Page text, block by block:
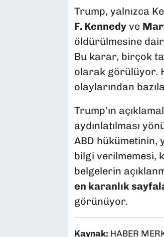
Trump, yalnızca
F. Kennedyve
öldürülmesine
Bu karar, birçok
olarak görülüyor.
olaylarından
Trump’ın
aydınlatılması
ABD
bilgi verilmemesi,
belgelerin
en karanlık
görünüyor.
Kaynak: HABER